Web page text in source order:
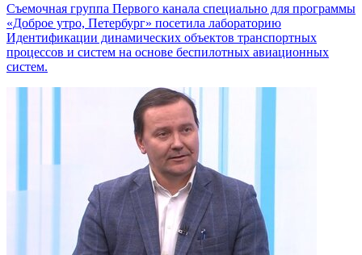
Съемочная группа Первого канала специально для программы
«Доброе утро, Петербург» посетила лабораторию
Идентификации динамических объектов транспортных
процессов и систем на основе беспилотных авиационных
систем.